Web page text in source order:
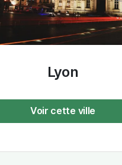
Lyon
Voir cette ville